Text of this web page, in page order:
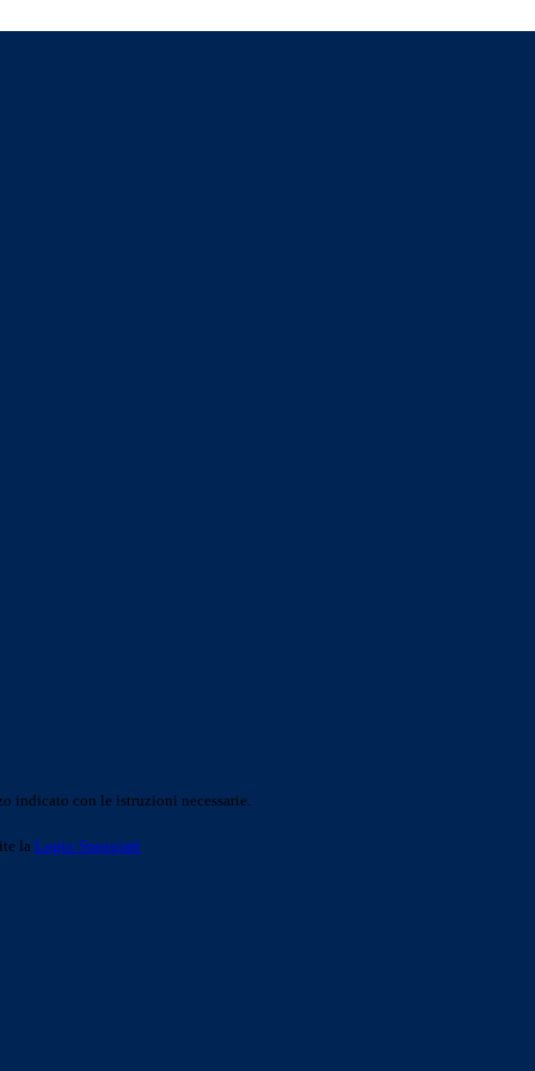
indicato con le istruzioni necessarie.
la Login Spaggiari